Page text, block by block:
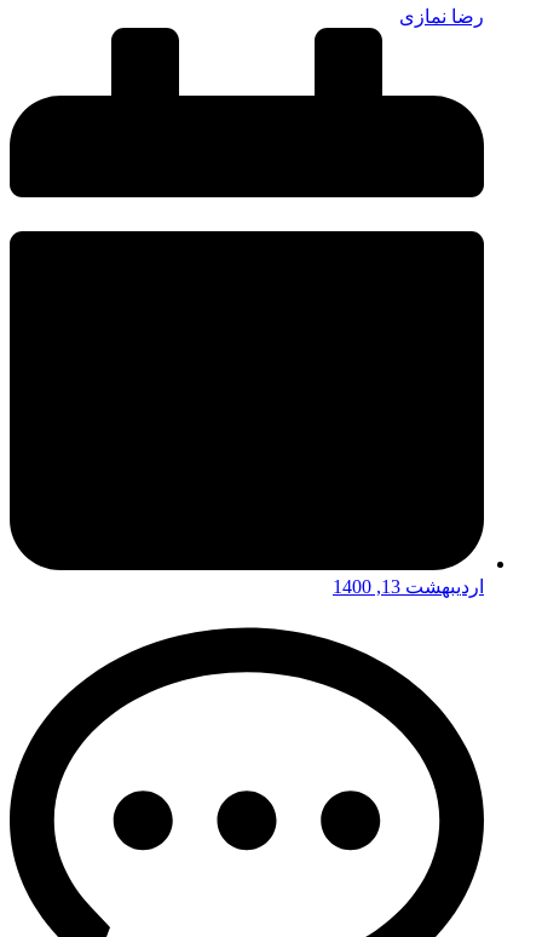
رضا نمازی
اردیبهشت 13, 1400